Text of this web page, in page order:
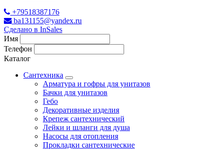
+79518387176
ba131155@yandex.ru
Сделано в InSales
Имя
Телефон
Каталог
Сантехника
Арматура и гофры для унитазов
Бачки для унитазов
Гебо
Декоративные изделия
Крепеж сантехнический
Лейки и шланги для душа
Насосы для отопления
Прокладки сантехнические